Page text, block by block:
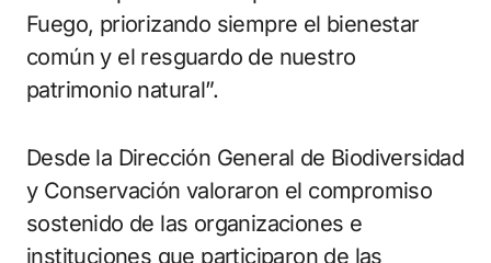
Fuego, priorizando siempre el bienestar
común y el resguardo de nuestro
patrimonio natural”.
Desde la Dirección General de Biodiversidad
y Conservación valoraron el compromiso
sostenido de las organizaciones e
instituciones que participaron de las